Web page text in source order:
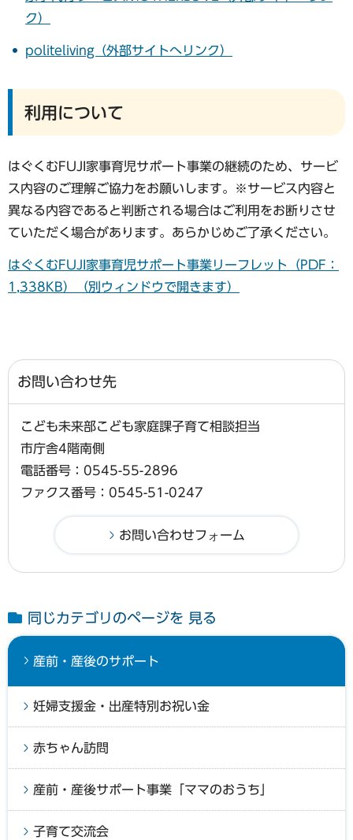
ク）
politeliving（外部サイトへリンク）
利用について
はぐくむFUJI家事育児サポート事業の継続のため、サービ
ス内容のご理解ご協力をお願いします。※サービス内容と
異なる内容であると判断される場合はご利用をお断りさせ
ていただく場合があります。あらかじめご了承ください。
はぐくむFUJI家事育児サポート事業リーフレット（PDF：
1,338KB）（別ウィンドウで開きます）
お問い合わせ先
こども未来部こども家庭課子育て相談担当
市庁舎4階南側
電話番号：0545-55-2896
ファクス番号：0545-51-0247
同じカテゴリのページを 見る
産前・産後のサポート
妊婦支援金・出産特別お祝い金
赤ちゃん訪問
産前・産後サポート事業「ママのおうち」
子育て交流会